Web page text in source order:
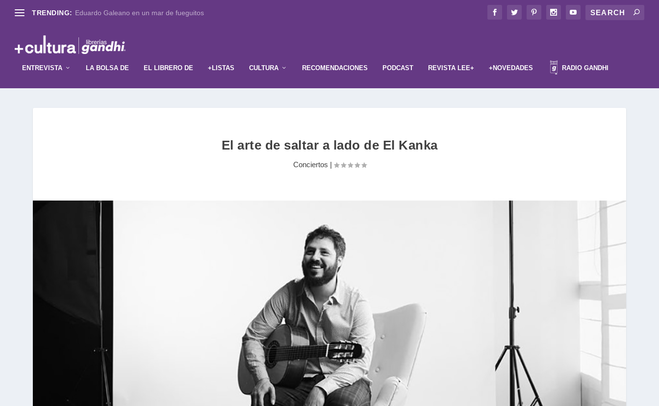
TRENDING: A 60 años de Revolver: el día en que los Beatles dejaro...
ENTREVISTA LA BOLSA DE EL LIBRERO DE +LISTAS CULTURA RECOMENDACIONES PODCAST REVISTA LEE+ +NOVEDADES RADIO GANDHI
El arte de saltar a lado de El Kanka
Conciertos